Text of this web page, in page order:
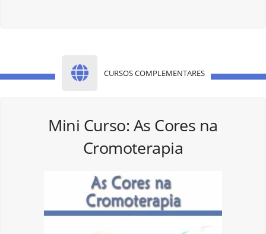
CURSOS COMPLEMENTARES
Mini Curso: As Cores na
Cromoterapia